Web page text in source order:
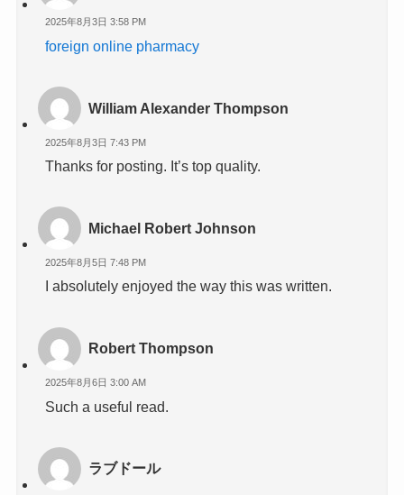
2025年8月3日 3:58 PM
foreign online pharmacy
William Alexander Thompson
2025年8月3日 7:43 PM
Thanks for posting. It’s top quality.
Michael Robert Johnson
2025年8月5日 7:48 PM
I absolutely enjoyed the way this was written.
Robert Thompson
2025年8月6日 3:00 AM
Such a useful read.
ラブドール